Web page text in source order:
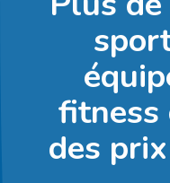
fitness
des